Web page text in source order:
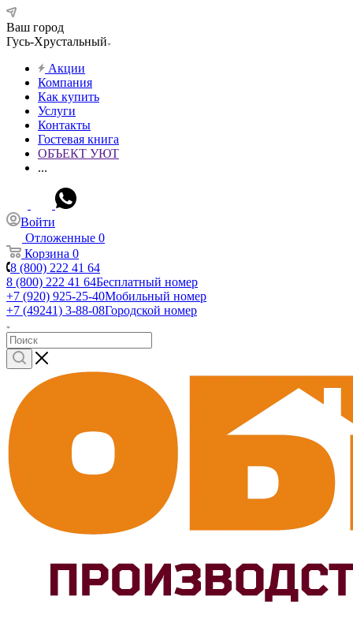
Ваш город
Гусь-Хрустальный
Акции
Компания
Как купить
Услуги
Контакты
Гостевая книга
ОБЪЕКТ УЮТ
...
Войти
Отложенные 0
Корзина 0
8 (800) 222 41 64
8 (800) 222 41 64Бесплатный номер
+7 (920) 925-25-40Мобильный номер
+7 (49241) 3-88-08Городской номер